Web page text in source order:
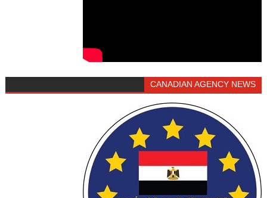
CANADIAN AGENCY NEWS